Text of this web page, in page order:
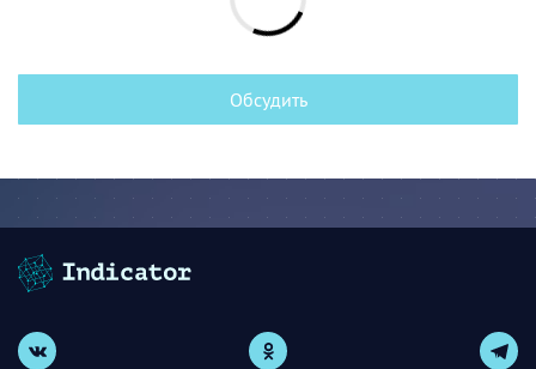
Обсудить